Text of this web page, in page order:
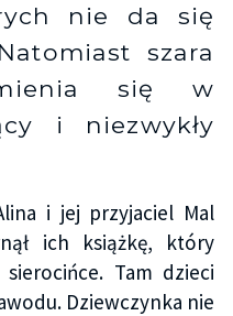
nie da się
szara
się w
i niezwykły
i jej przyjaciel Mal
ich książkę, który
Tam dzieci
Dziewczynka nie